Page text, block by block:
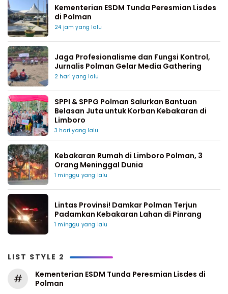
Kementerian ESDM Tunda Peresmian Lisdes
di Polman
24 jam yang lalu
Jaga Profesionalisme dan Fungsi Kontrol,
Jurnalis Polman Gelar Media Gathering
2 hari yang lalu
SPPI & SPPG Polman Salurkan Bantuan
Belasan Juta untuk Korban Kebakaran di
Limboro
3 hari yang lalu
Kebakaran Rumah di Limboro Polman, 3
Orang Meninggal Dunia
1 minggu yang lalu
Lintas Provinsi! Damkar Polman Terjun
Padamkan Kebakaran Lahan di Pinrang
1 minggu yang lalu
LIST STYLE 2
#
Kementerian ESDM Tunda Peresmian Lisdes di
Polman